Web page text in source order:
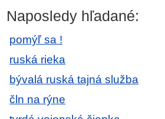
Naposledy hľadané:
pomýľ sa !
ruská rieka
bývalá ruská tajná služba
čln na rýne